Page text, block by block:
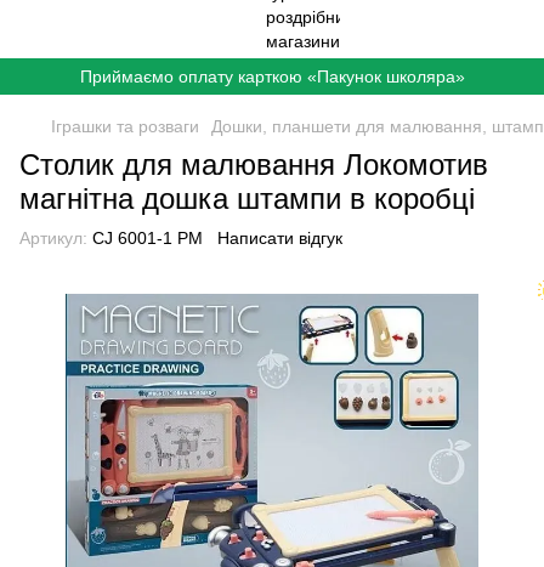
Приймаємо оплату карткою «Пакунок школяра»
Іграшки та розваги Дошки, планшети для малювання,
Столик для малювання Локомотив
магнітна дошка штампи в коробці
Артикул: CJ 6001-1 PM Написати відгук